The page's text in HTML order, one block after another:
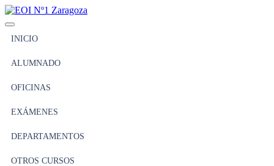
INICIO
ALUMNADO
OFICINAS
EXÁMENES
DEPARTAMENTOS
OTROS CURSOS